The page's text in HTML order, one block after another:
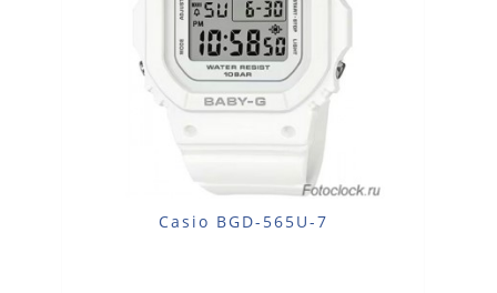
Casio BGD-565U-7